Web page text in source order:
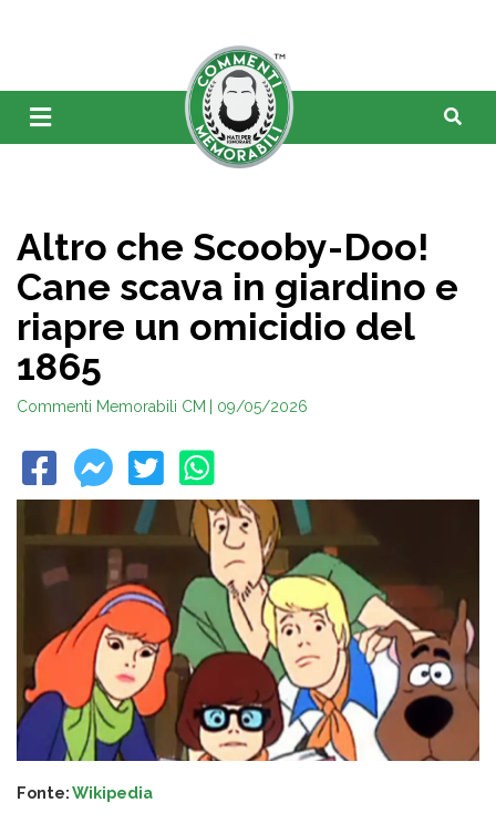
Altro che Scooby-Doo!
Cane scava in giardino e
riapre un omicidio del
1865
Commenti Memorabili CM | 09/05/2026
Fonte:Wikipedia